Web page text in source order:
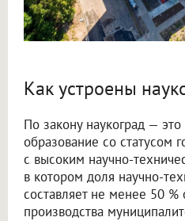
Как устроены
По закону наукоград —
образование со статусом
с высоким научно-
в котором доля научно-
составляет не менее 50
производства